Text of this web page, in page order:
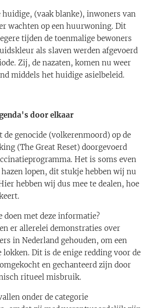
huidige, (vaak blanke), inwoners van
wachten op een huurwoning. Dit
tijden de toenmalige bewoners
als slaven werden afgevoerd
Zij, de nazaten, komen nu weer
middels het huidige asielbeleid.
door elkaar
de genocide (volkerenmoord) op de
(The Great Reset) doorgevoerd
Het is soms even
hazen lopen, dit stukje hebben wij nu
hebben wij dus mee te dealen, hoe
doen met deze informatie?
er allerelei demonstraties over
in Nederland gehouden, om een
Dit is de enige redding voor de
en gechanteerd zijn door
ritueel misbruik.
onder de categorie